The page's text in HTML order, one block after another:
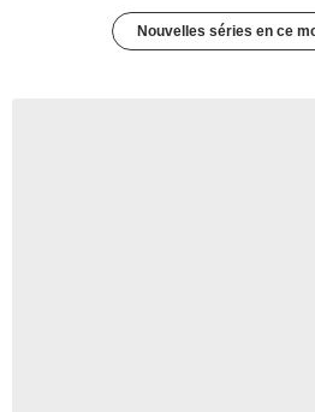
Nouvelles séries en ce